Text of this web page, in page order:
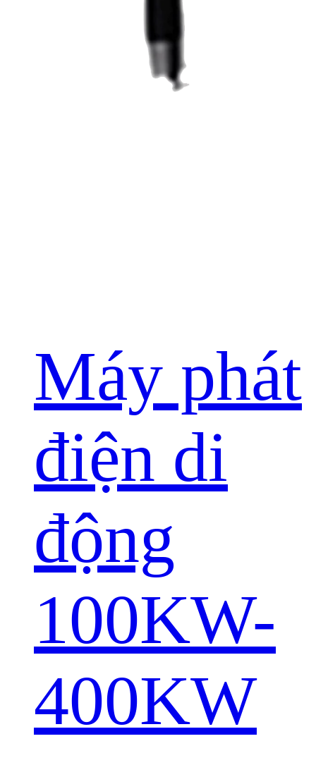
Máy phát
điện di
động
100KW-
400KW